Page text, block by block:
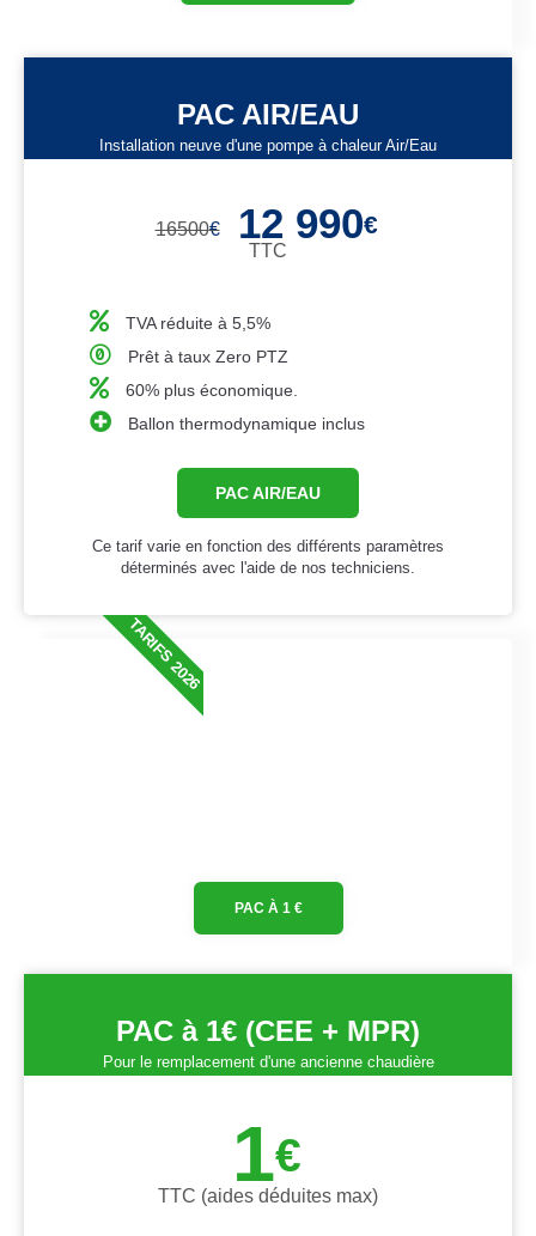
PAC AIR/EAU
Installation neuve d'une pompe à chaleur Air/Eau
16500€ 12 990€
TTC
TVA réduite à 5,5%
Prêt à taux Zero PTZ
60% plus économique.
Ballon thermodynamique inclus
PAC AIR/EAU
Ce tarif varie en fonction des différents paramètres
déterminés avec l'aide de nos techniciens.
TARIFS 2026
PAC À 1 €
PAC à 1€ (CEE + MPR)
Pour le remplacement d'une ancienne chaudière
1€
TTC (aides déduites max)